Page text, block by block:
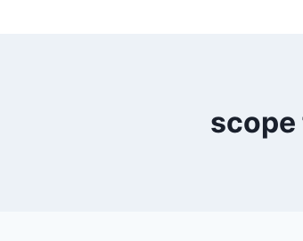
scope